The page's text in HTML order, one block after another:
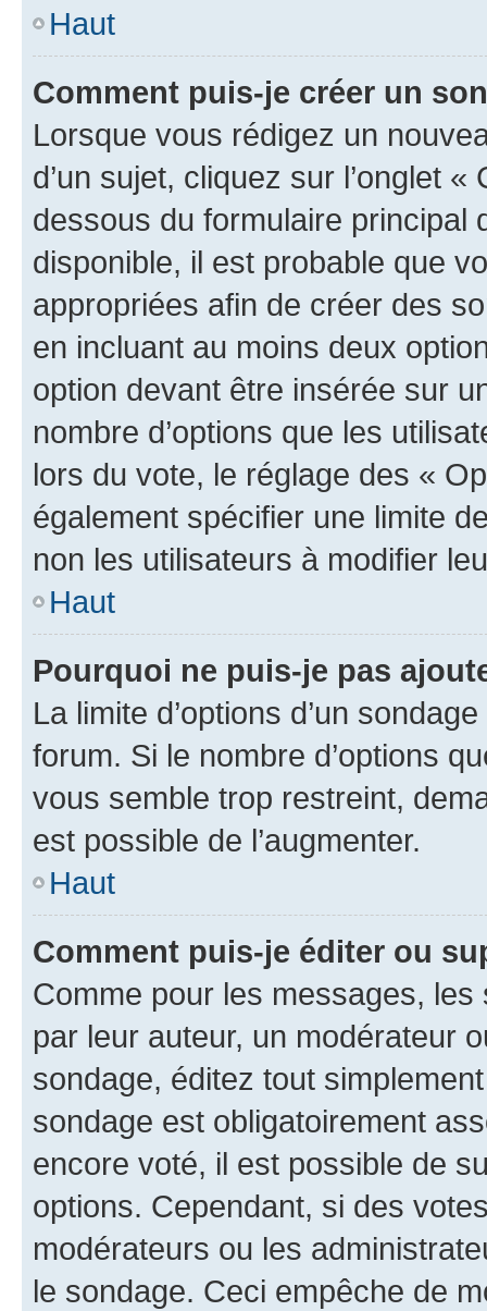
Haut
Comment puis-je créer un
Lorsque vous rédigez un
d’un sujet, cliquez sur l’onglet
dessous du formulaire principal
disponible, il est probable que
appropriées afin de créer des
en incluant au moins deux
option devant être insérée sur
nombre d’options que les
lors du vote, le réglage des «
également spécifier une limite
non les utilisateurs à modifier
Haut
Pourquoi ne puis-je pas
La limite d’options d’un
forum. Si le nombre d’options
vous semble trop restreint,
est possible de l’augmenter.
Haut
Comment puis-je éditer ou
Comme pour les messages,
par leur auteur, un modérateur
sondage, éditez tout
sondage est obligatoirement
encore voté, il est possible de
options. Cependant, si des
modérateurs ou les
le sondage. Ceci empêche de